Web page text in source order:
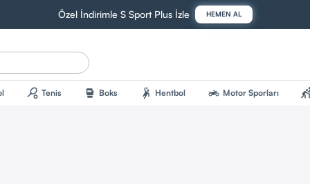
Özel İndirimle S Sport Plus İzle HEMEN AL
sports_tennis Tenis sports_mma Boks sports_handball Hentbol two_wheeler Motor Sporları